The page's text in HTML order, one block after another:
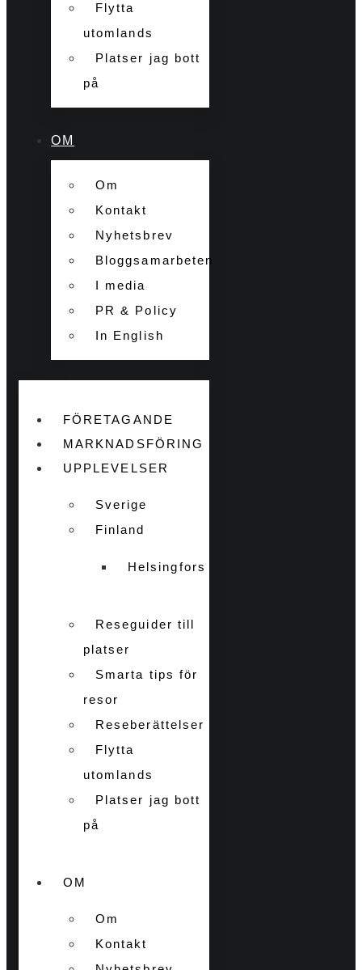
Flytta
utomlands
Platser jag bott
på
OM
Om
Kontakt
Nyhetsbrev
Bloggsamarbeten
I media
PR & Policy
In English
FÖRETAGANDE
MARKNADSFÖRING
UPPLEVELSER
Sverige
Finland
Helsingfors
Reseguider till
platser
Smarta tips för
resor
Reseberättelser
Flytta
utomlands
Platser jag bott
på
OM
Om
Kontakt